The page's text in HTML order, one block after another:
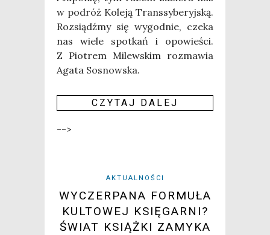
w podróż Kole­ją Trans­sy­be­ryj­ską.
Roz­siądź­my się wygod­nie, cze­ka
nas wie­le spo­tkań i opo­wie­ści.
Z Pio­trem Milew­skim roz­ma­wia
Aga­ta Sosnow­ska.
CZY­TAJ DALEJ
-->
AKTUALNOŚCI
WYCZERPANA FORMUŁA
KULTOWEJ KSIĘGARNI?
ŚWIAT KSIĄŻKI ZAMYKA